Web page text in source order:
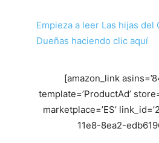
Empieza a leer Las hijas del
Dueñas haciendo clic aquí
[amazon_link
template=’ProductAd’
marketplace=’ES’
11e8-8ea2-